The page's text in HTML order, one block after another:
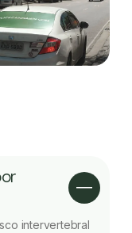
intervertebral